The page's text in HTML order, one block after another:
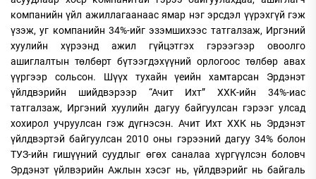
компанийн үйл ажиллагаанаас ямар нэг эрсдэл үүрэхгүй гэж
үзэж, уг компанийн 34%-ийг эзэмшихээс татгалзаж, Иргэний
хуулийн хүрээнд ажил гүйцэтгэх гэрээгээр овоолго
ашиглалтын төлбөрт бүтээгдэхүүний орлогоос төлбөр авах
үүргээр сольсон. Шүүх тухайн үеийн хамтарсан Эрдэнэт
үйлдвэрийн шийдвэрээр “Ачит Ихт” ХХК-ийн 34%-иас
татгалзаж, Иргэний хуулийн дагуу байгуулсан гэрээг улсад
хохирол учруулсан гэж дүгнэсэн. Ачит Ихт ХХК нь Эрдэнэт
үйлдвэртэй байгуулсан 2010 оны гэрээний дагуу 34% болон
ТУЗ-ийн гишүүний суудлыг өгөх саналаа хүргүүлсэн боловч
Эрдэнэт үйлвэрийн Ажлын хэсэг нь, үйлдвэрийг нь байгаль